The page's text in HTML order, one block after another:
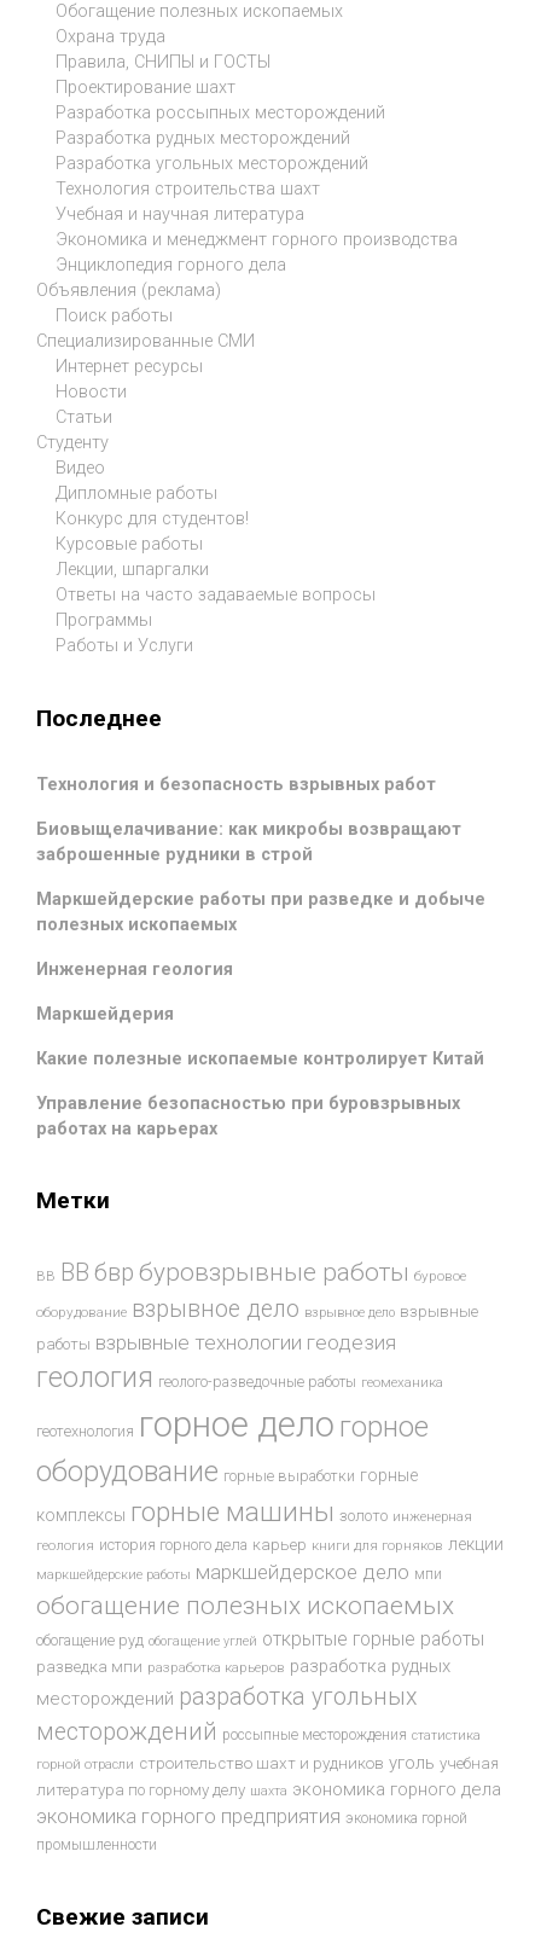
Обогащение полезных ископаемых
Охрана труда
Правила, СНИПЫ и ГОСТЫ
Проектирование шахт
Разработка россыпных месторождений
Разработка рудных месторождений
Разработка угольных месторождений
Технология строительства шахт
Учебная и научная литература
Экономика и менеджмент горного производства
Энциклопедия горного дела
Объявления (реклама)
Поиск работы
Специализированные СМИ
Интернет ресурсы
Новости
Статьи
Студенту
Видео
Дипломные работы
Конкурс для студентов!
Курсовые работы
Лекции, шпаргалки
Ответы на часто задаваемые вопросы
Программы
Работы и Услуги
Последнее
Технология и безопасность взрывных работ
Биовыщелачивание: как микробы возвращают
заброшенные рудники в строй
Маркшейдерские работы при разведке и добыче
полезных ископаемых
Инженерная геология
Маркшейдерия
Какие полезные ископаемые контролирует Китай
Управление безопасностью при буровзрывных
работах на карьерах
Метки
ВВ ВВ бвр буровзрывные работы буровое
оборудование взрывное дело взрывное дело взрывные
работы взрывные технологии геодезия
геология геолого-разведочные работы геомеханика
геотехнология горное дело горное
оборудование горные выработки горные
комплексы горные машины золото инженерная
геология история горного дела карьер книги для горняков лекции
маркшейдерские работы маркшейдерское дело мпи
обогащение полезных ископаемых
обогащение руд обогащение углей открытые горные работы
разведка мпи разработка карьеров разработка рудных
месторождений разработка угольных
месторождений россыпные месторождения статистика
горной отрасли строительство шахт и рудников уголь учебная
литература по горному делу шахта экономика горного дела
экономика горного предприятия экономика горной
промышленности
Свежие записи